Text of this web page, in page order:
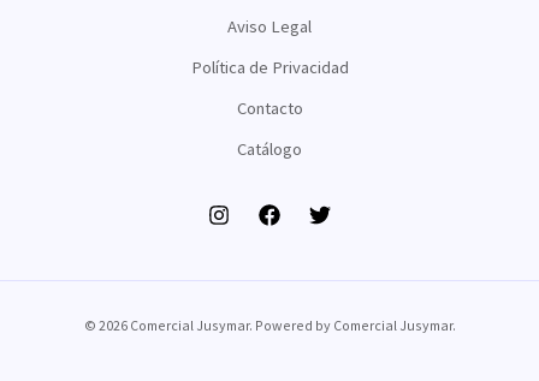
Aviso Legal
Política de Privacidad
Contacto
Catálogo
© 2026 Comercial Jusymar. Powered by Comercial Jusymar.